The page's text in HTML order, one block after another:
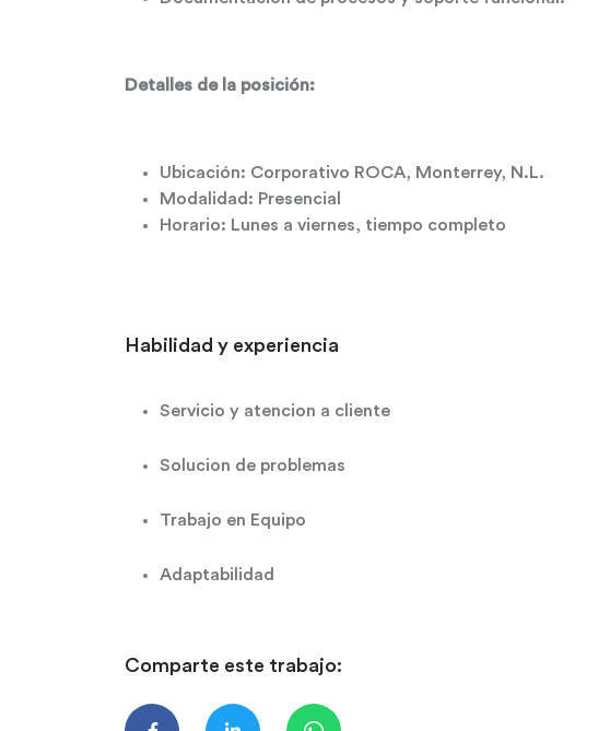
Detalles de la posición:
Ubicación: Corporativo ROCA, Monterrey, N.L.
Modalidad: Presencial
Horario: Lunes a viernes, tiempo completo
Habilidad y experiencia
Servicio y atencion a cliente
Solucion de problemas
Trabajo en Equipo
Adaptabilidad
Comparte este trabajo: